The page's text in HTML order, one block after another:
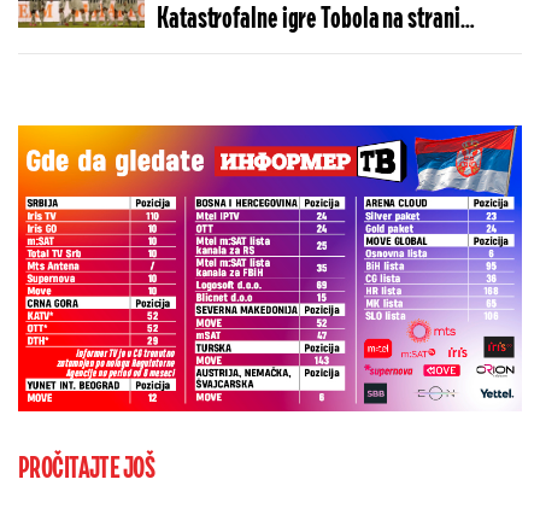
Katastrofalne igre Tobola na strani
ulivaju samopouzdanje Partizanu
PROČITAJTE JOŠ